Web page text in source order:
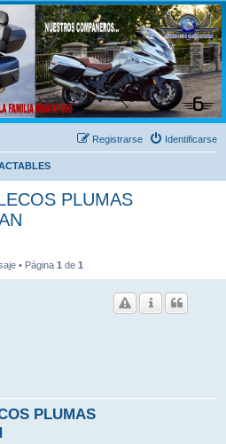
Identificarse
Registrarse
PLUMAS
• Página 1 de 1
PLUMAS